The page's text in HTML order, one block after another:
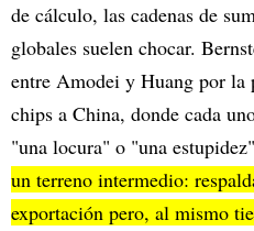
de cálculo, las cadenas de
globales suelen chocar.
entre Amodei y Huang por la
chips a China, donde cada
"una locura" o "una
un terreno intermedio:
exportación pero, al mismo